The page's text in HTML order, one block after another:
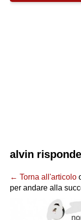
alvin
← Torna all'articolo
per andare alla